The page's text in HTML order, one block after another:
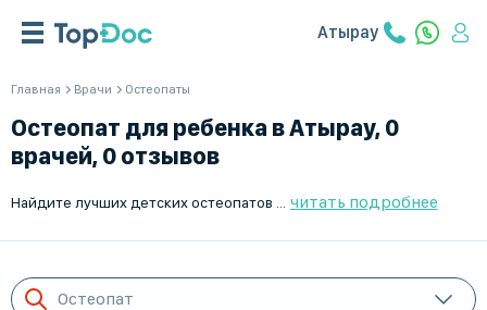
Атырау
Главная Врачи Остеопаты
Остеопат для ребенка в Атырау, 0
врачей, 0 отзывов
читать подробнее
Остеопат